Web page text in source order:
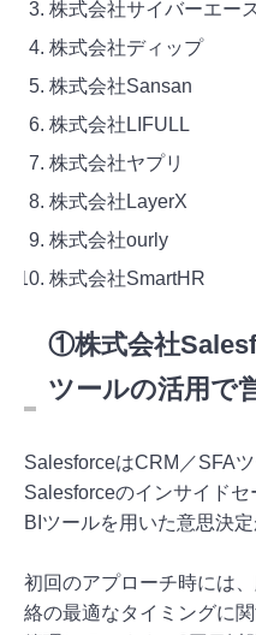
株式会社サイバーエー
株式会社ディップ
株式会社Sansan
株式会社LIFULL
株式会社ヤプリ
株式会社LayerX
株式会社ourly
株式会社SmartHR
①株式会社
ツールの活用で
SalesforceはCRM／SFA
Salesforceのインサイド
BIツールを用いた意思決定
初回のアプローチ時には
絡の最適なタイミングに